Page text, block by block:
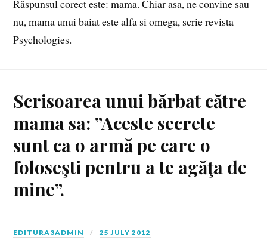
Răspunsul corect este: mama. Chiar asa, ne convine sau
nu, mama unui baiat este alfa si omega, scrie revista
Psychologies.
Scrisoarea unui bărbat către
mama sa: ”Aceste secrete
sunt ca o armă pe care o
foloseşti pentru a te agăţa de
mine”.
EDITURA3ADMIN 25 JULY 2012